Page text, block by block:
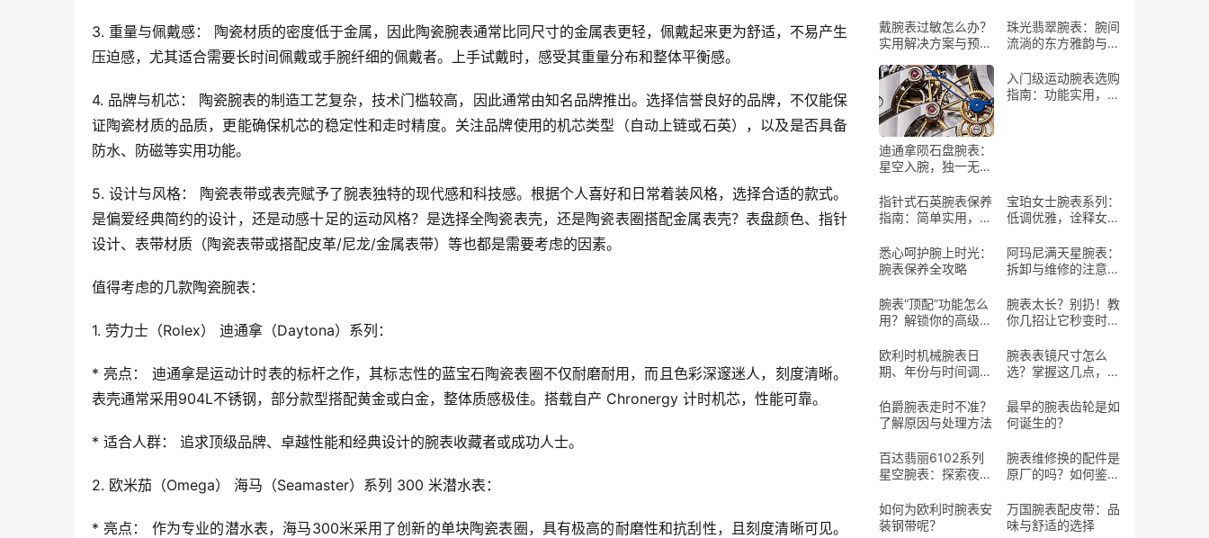
3. 重量与佩戴感： 陶瓷材质的密度低于金属，因此陶瓷腕表通常比同尺寸的金属表更轻，佩戴起来更为舒适，不易产生
压迫感，尤其适合需要长时间佩戴或手腕纤细的佩戴者。上手试戴时，感受其重量分布和整体平衡感。
4. 品牌与机芯： 陶瓷腕表的制造工艺复杂，技术门槛较高，因此通常由知名品牌推出。选择信誉良好的品牌，不仅能保
证陶瓷材质的品质，更能确保机芯的稳定性和走时精度。关注品牌使用的机芯类型（自动上链或石英），以及是否具备
防水、防磁等实用功能。
5. 设计与风格： 陶瓷表带或表壳赋予了腕表独特的现代感和科技感。根据个人喜好和日常着装风格，选择合适的款式。
是偏爱经典简约的设计，还是动感十足的运动风格？是选择全陶瓷表壳，还是陶瓷表圈搭配金属表壳？表盘颜色、指针
设计、表带材质（陶瓷表带或搭配皮革/尼龙/金属表带）等也都是需要考虑的因素。
值得考虑的几款陶瓷腕表：
1. 劳力士（Rolex） 迪通拿（Daytona）系列：
* 亮点： 迪通拿是运动计时表的标杆之作，其标志性的蓝宝石陶瓷表圈不仅耐磨耐用，而且色彩深邃迷人，刻度清晰。
表壳通常采用904L不锈钢，部分款型搭配黄金或白金，整体质感极佳。搭载自产 Chronergy 计时机芯，性能可靠。
* 适合人群： 追求顶级品牌、卓越性能和经典设计的腕表收藏者或成功人士。
2. 欧米茄（Omega） 海马（Seamaster）系列 300 米潜水表：
* 亮点： 作为专业的潜水表，海马300米采用了创新的单块陶瓷表圈，具有极高的耐磨性和抗刮性，且刻度清晰可见。
戴腕表过敏怎么办？
实用解决方案与预防
珠光翡翠腕表：腕间
流淌的东方雅韵与自
迪通拿陨石盘腕表：
星空入腕，独一无二
入门级运动腕表选购
指南：功能实用，助
指针式石英腕表保养
指南：简单实用，延
宝珀女士腕表系列：
低调优雅，诠释女性
悉心呵护腕上时光：
腕表保养全攻略
阿玛尼满天星腕表：
拆卸与维修的注意事
腕表“顶配”功能怎么
用？解锁你的高级腕
腕表太长？别扔！教
你几招让它秒变时尚
欧利时机械腕表日
期、年份与时间调整
腕表表镜尺寸怎么
选？掌握这几点，选
伯爵腕表走时不准？
了解原因与处理方法
最早的腕表齿轮是如
何诞生的？
百达翡丽6102系列
星空腕表：探索夜空
腕表维修换的配件是
原厂的吗？如何鉴定
如何为欧利时腕表安
装钢带呢？
万国腕表配皮带：品
味与舒适的选择